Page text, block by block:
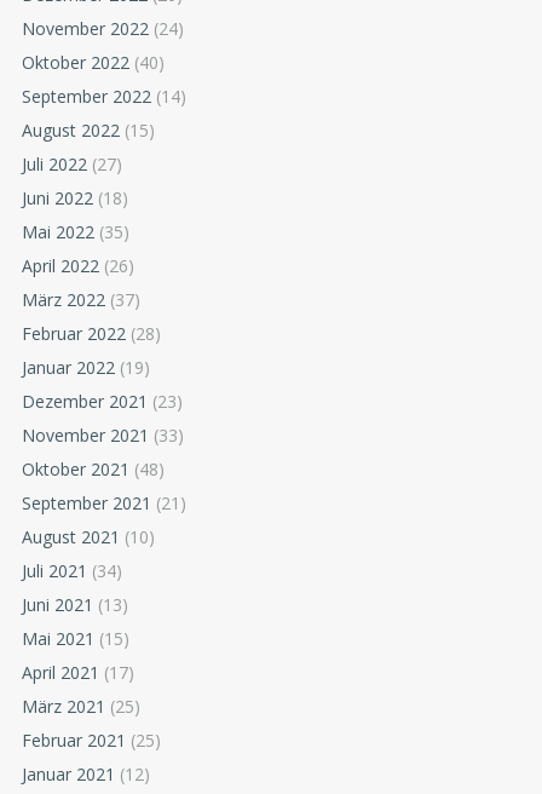
November 2022 (24)
Oktober 2022 (40)
September 2022 (14)
August 2022 (15)
Juli 2022 (27)
Juni 2022 (18)
Mai 2022 (35)
April 2022 (26)
März 2022 (37)
Februar 2022 (28)
Januar 2022 (19)
Dezember 2021 (23)
November 2021 (33)
Oktober 2021 (48)
September 2021 (21)
August 2021 (10)
Juli 2021 (34)
Juni 2021 (13)
Mai 2021 (15)
April 2021 (17)
März 2021 (25)
Februar 2021 (25)
Januar 2021 (12)